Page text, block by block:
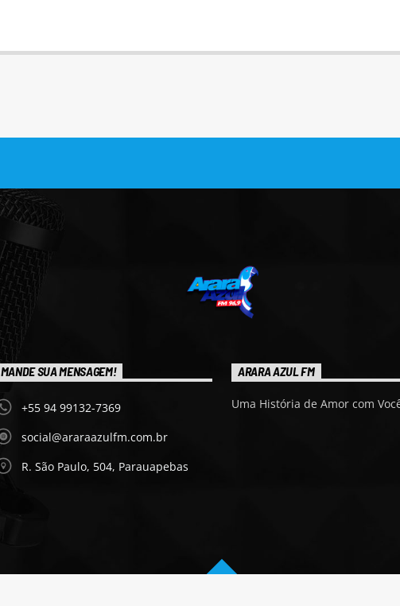
MANDE SUA MENSAGEM!
+55 94 99132-7369
social@araraazulfm.com.br
R. São Paulo, 504, Parauapebas
ARARA AZUL FM
Uma História de Amor com